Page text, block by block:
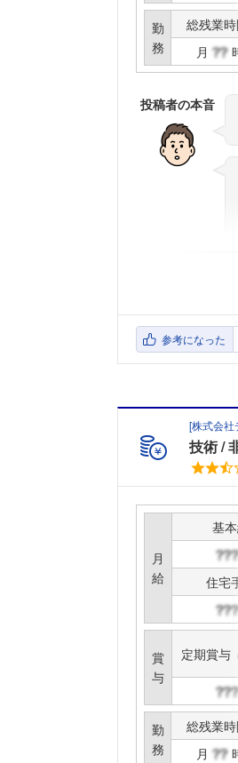
勤
務
総残業
月
投稿者の本音
参考になった
[株式会社
技術
月
給
基
住宅
賞
与
定期賞与
勤
務
総残業
月